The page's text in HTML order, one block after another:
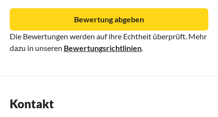
Die Bewertungen werden auf ihre Echtheit überprüft. Mehr
dazu in unseren Bewertungsrichtlinien
Bewertung abgeben
Kontakt